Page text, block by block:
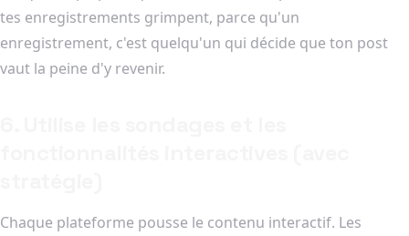
tes enregistrements grimpent, parce qu'un
enregistrement, c'est quelqu'un qui décide que ton post
vaut la peine d'y revenir.
Chaque plateforme pousse le contenu interactif. Les